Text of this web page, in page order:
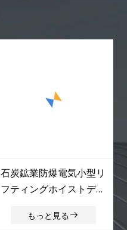
石炭鉱業防爆電気小型リ
フティングホイストディ
ーデューティウインチ地
もっと見る